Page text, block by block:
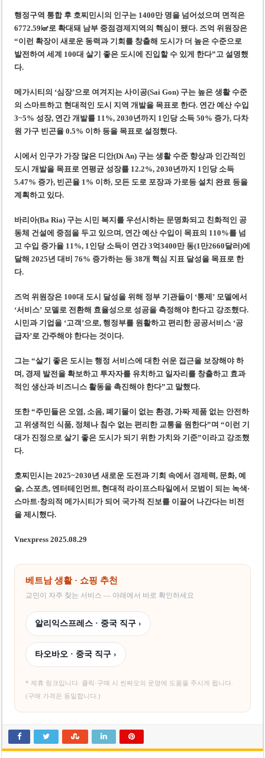
행정구역 통합 후 호찌민시의 인구는 1400만 명을 넘어섰으며 면적은
6772.59㎢로 확대돼 남부 중점경제지역의 핵심이 됐다. 즈억 위원장은
“이런 확장이 새로운 동력과 기회를 창출해 도시가 더 높은 수준으로
발전하여 세계 100대 살기 좋은 도시에 진입할 수 있게 한다”고 설명했
다.
메가시티의 ‘심장’으로 여겨지는 사이공(Sai Gon) 구는 높은 생활 수준
의 스마트하고 현대적인 도시 지역 개발을 목표로 한다. 연간 예산 수입
3~5% 성장, 연간 개발률 11%, 2030년까지 1인당 소득 50% 증가, 다차
원 가구 빈곤율 0.5% 이하 등을 목표로 설정했다.
시에서 인구가 가장 많은 디안(Di An) 구는 생활 수준 향상과 인간적인
도시 개발을 목표로 연평균 성장률 12.2%, 2030년까지 1인당 소득
5.47% 증가, 빈곤율 1% 이하, 모든 도로 포장과 가로등 설치 완료 등을
계획하고 있다.
바리아(Ba Ria) 구는 시민 복지를 우선시하는 문명화되고 친화적인 공
동체 건설에 중점을 두고 있으며, 연간 예산 수입이 목표의 110%를 넘
고 수입 증가율 11%, 1인당 소득이 연간 3억3400만 동(1만2660달러)에
달해 2025년 대비 76% 증가하는 등 38개 핵심 지표 달성을 목표로 한
다.
즈억 위원장은 100대 도시 달성을 위해 정부 기관들이 ‘통제’ 모델에서
‘서비스’ 모델로 전환해 효율성으로 성공을 측정해야 한다고 강조했다.
시민과 기업을 ‘고객’으로, 행정부를 원활하고 편리한 공공서비스 ‘공
급자’로 간주해야 한다는 것이다.
그는 “살기 좋은 도시는 행정 서비스에 대한 쉬운 접근을 보장해야 하
며, 경제 발전을 확보하고 투자자를 유치하고 일자리를 창출하고 효과
적인 생산과 비즈니스 활동을 촉진해야 한다”고 말했다.
또한 “주민들은 오염, 소음, 폐기물이 없는 환경, 가짜 제품 없는 안전하
고 위생적인 식품, 정체나 침수 없는 편리한 교통을 원한다”며 “이런 기
대가 진정으로 살기 좋은 도시가 되기 위한 가치와 기준”이라고 강조했
다.
호찌민시는 2025~2030년 새로운 도전과 기회 속에서 경제력, 문화, 예
술, 스포츠, 엔터테인먼트, 현대적 라이프스타일에서 모범이 되는 녹색·
스마트·창의적 메가시티가 되어 국가적 진보를 이끌어 나간다는 비전
을 제시했다.
Vnexpress 2025.08.29
베트남 생활 · 쇼핑 추천
교민이 자주 찾는 서비스 — 아래에서 바로 확인하세요
알리익스프레스 · 중국 직구 ›
타오바오 · 중국 직구 ›
* 제휴 링크입니다. 클릭·구매 시 씬짜오의 운영에 도움을 주시게 됩니다.
(구매 가격은 동일합니다.)